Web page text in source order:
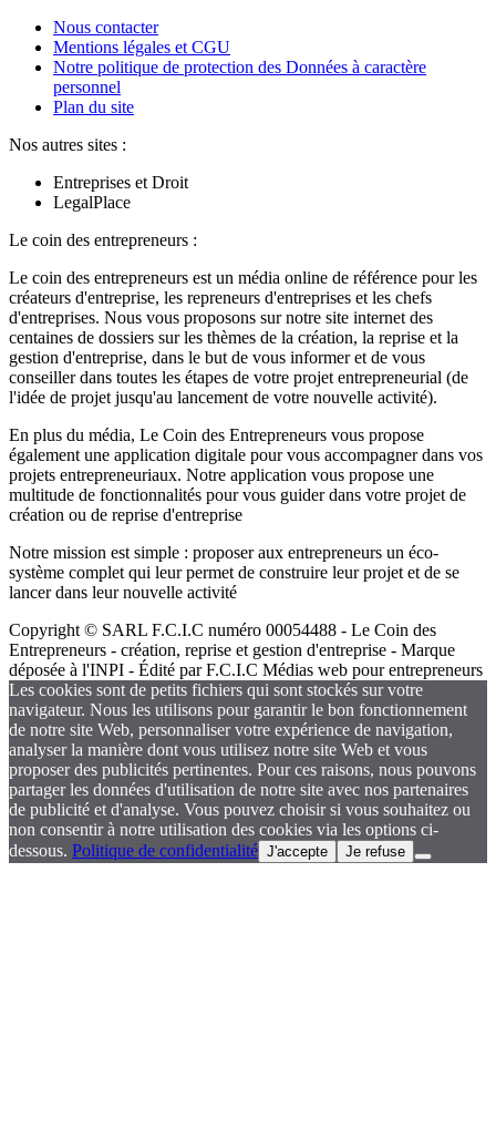
Nous contacter
Mentions légales et CGU
Notre politique de protection des Données à caractère
personnel
Plan du site
Nos autres sites :
Entreprises et Droit
LegalPlace
Le coin des entrepreneurs :
Le coin des entrepreneurs est un média online de référence pour les
créateurs d'entreprise, les repreneurs d'entreprises et les chefs
d'entreprises. Nous vous proposons sur notre site internet des
centaines de dossiers sur les thèmes de la création, la reprise et la
gestion d'entreprise, dans le but de vous informer et de vous
conseiller dans toutes les étapes de votre projet entrepreneurial (de
l'idée de projet jusqu'au lancement de votre nouvelle activité).
En plus du média, Le Coin des Entrepreneurs vous propose
également une application digitale pour vous accompagner dans vos
projets entrepreneuriaux. Notre application vous propose une
multitude de fonctionnalités pour vous guider dans votre projet de
création ou de reprise d'entreprise
Notre mission est simple : proposer aux entrepreneurs un éco-
système complet qui leur permet de construire leur projet et de se
lancer dans leur nouvelle activité
Copyright © SARL F.C.I.C numéro 00054488 - Le Coin des
Entrepreneurs - création, reprise et gestion d'entreprise - Marque
déposée à l'INPI - Édité par F.C.I.C Médias web pour entrepreneurs
Les cookies sont de petits fichiers qui sont stockés sur votre
navigateur. Nous les utilisons pour garantir le bon fonctionnement
de notre site Web, personnaliser votre expérience de navigation,
analyser la manière dont vous utilisez notre site Web et vous
proposer des publicités pertinentes. Pour ces raisons, nous pouvons
partager les données d'utilisation de notre site avec nos partenaires
de publicité et d'analyse. Vous pouvez choisir si vous souhaitez ou
non consentir à notre utilisation des cookies via les options ci-
dessous. Politique de confidentialité J'accepte Je refuse